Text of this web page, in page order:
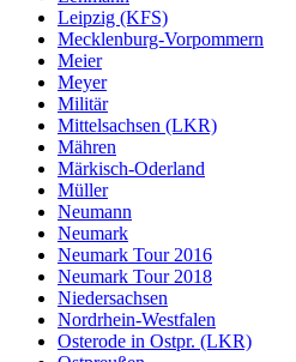
Leipzig (KFS)
Mecklenburg-Vorpommern
Meier
Meyer
Militär
Mittelsachsen (LKR)
Mähren
Märkisch-Oderland
Müller
Neumann
Neumark
Neumark Tour 2016
Neumark Tour 2018
Niedersachsen
Nordrhein-Westfalen
Osterode in Ostpr. (LKR)